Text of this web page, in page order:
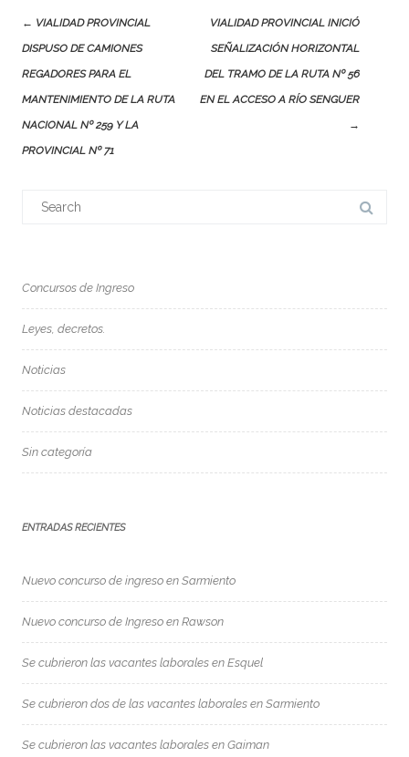
Post
navigation
← VIALIDAD PROVINCIAL
DISPUSO DE CAMIONES
REGADORES PARA EL
MANTENIMIENTO DE LA RUTA
NACIONAL Nº 259 Y LA
PROVINCIAL Nº 71
VIALIDAD PROVINCIAL INICIÓ
SEÑALIZACIÓN HORIZONTAL
DEL TRAMO DE LA RUTA Nº 56
EN EL ACCESO A RÍO SENGUER
→
Concursos de Ingreso
Leyes, decretos.
Noticias
Noticias destacadas
Sin categoría
ENTRADAS RECIENTES
Nuevo concurso de ingreso en Sarmiento
Nuevo concurso de Ingreso en Rawson
Se cubrieron las vacantes laborales en Esquel
Se cubrieron dos de las vacantes laborales en Sarmiento
Se cubrieron las vacantes laborales en Gaiman